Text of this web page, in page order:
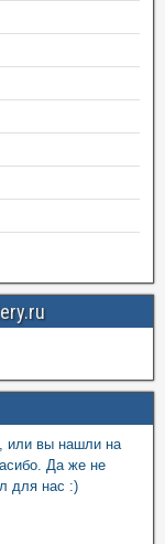
или вы нашли на
Да же не
для нас :)